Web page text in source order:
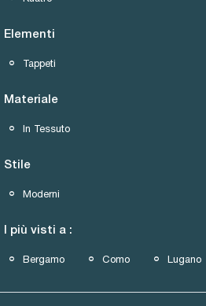
Elementi
Tappeti
Materiale
In Tessuto
Stile
Moderni
I più visti a :
Bergamo Como Lugano